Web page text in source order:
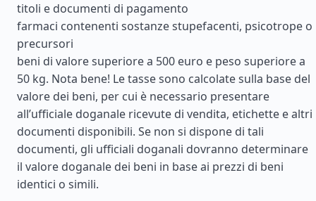
titoli e documenti di pagamento
farmaci contenenti sostanze stupefacenti, psicotrope o
precursori
beni di valore superiore a 500 euro e peso superiore a
50 kg. Nota bene! Le tasse sono calcolate sulla base del
valore dei beni, per cui è necessario presentare
all’ufficiale doganale ricevute di vendita, etichette e altri
documenti disponibili. Se non si dispone di tali
documenti, gli ufficiali doganali dovranno determinare
il valore doganale dei beni in base ai prezzi di beni
identici o simili.